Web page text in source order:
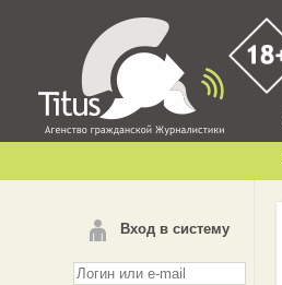
Вход в систему